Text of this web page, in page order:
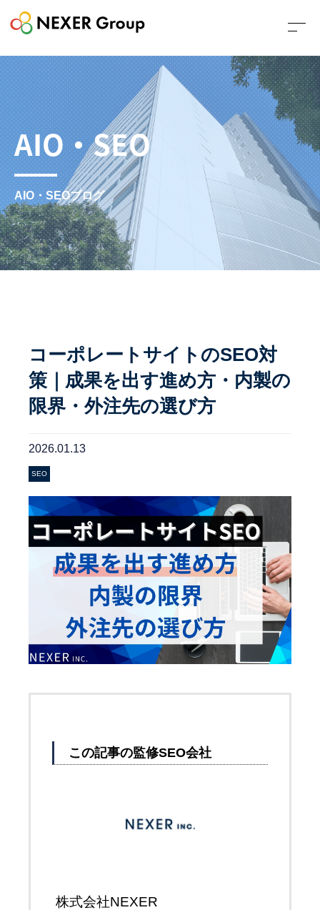
AIO・SEO
AIO・SEOブログ
コーポレートサイトのSEO対
策｜成果を出す進め方・内製の
限界・外注先の選び方
2026.01.13
SEO
この記事の監修SEO会社
株式会社NEXER